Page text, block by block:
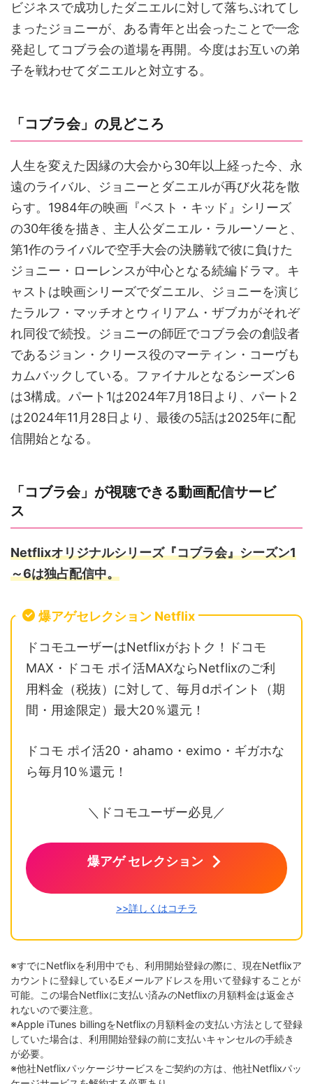
ビジネスで成功したダニエルに対して落ちぶれてし
まったジョニーが、ある青年と出会ったことで一念
発起してコブラ会の道場を再開。今度はお互いの弟
子を戦わせてダニエルと対立する。
「コブラ会」の見どころ
人生を変えた因縁の大会から30年以上経った今、永
遠のライバル、ジョニーとダニエルが再び火花を散
らす。1984年の映画『ベスト・キッド』シリーズ
の30年後を描き、主人公ダニエル・ラルーソーと、
第1作のライバルで空手大会の決勝戦で彼に負けた
ジョニー・ローレンスが中心となる続編ドラマ。キ
ャストは映画シリーズでダニエル、ジョニーを演じ
たラルフ・マッチオとウィリアム・ザブカがそれぞ
れ同役で続投。ジョニーの師匠でコブラ会の創設者
であるジョン・クリース役のマーティン・コーヴも
カムバックしている。ファイナルとなるシーズン6
は3構成。パート1は2024年7月18日より、パート2
は2024年11月28日より、最後の5話は2025年に配
信開始となる。
「コブラ会」が視聴できる動画配信サービ
ス
Netflixオリジナルシリーズ『コブラ会』シーズン1
～6は独占配信中。
爆アゲセレクション Netflix
ドコモユーザーはNetflixがおトク！ドコモ
MAX・ドコモ ポイ活MAXならNetflixのご利
用料金（税抜）に対して、毎月dポイント（期
間・用途限定）最大20％還元！
ドコモ ポイ活20・ahamo・eximo・ギガホな
ら毎月10％還元！
＼ドコモユーザー必見／
爆アゲ セレクション
>>詳しくはコチラ
※すでにNetflixを利用中でも、利用開始登録の際に、現在Netflixア
カウントに登録しているEメールアドレスを用いて登録することが
可能。この場合Netflixに支払い済みのNetflixの月額料金は返金さ
れないので要注意。
※Apple iTunes billingをNetflixの月額料金の支払い方法として登録
していた場合は、利用開始登録の前に支払いキャンセルの手続き
が必要。
※他社Netflixパッケージサービスをご契約の方は、他社Netflixパッ